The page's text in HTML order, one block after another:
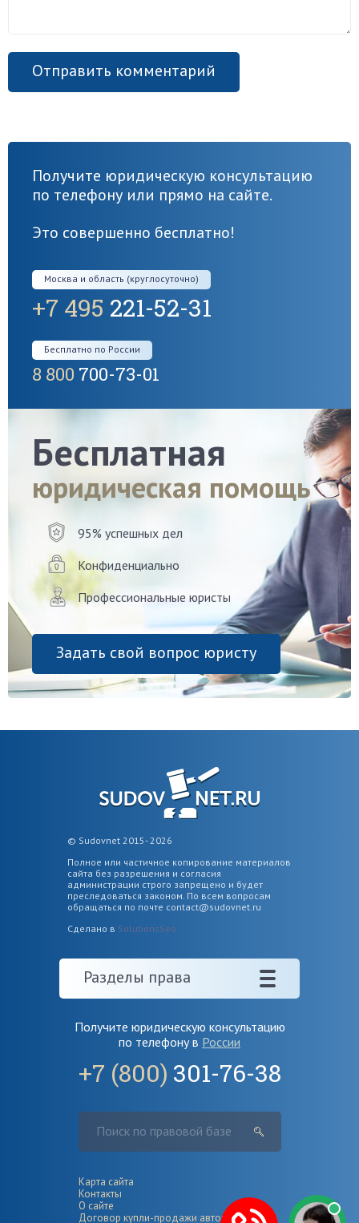
Получите юридическую консультацию
по телефону или прямо на сайте.
Это совершенно бесплатно!
Москва и область (круглосуточно)
+7 495 221-52-31
Бесплатно по России
8 800 700-73-01
Бесплатная
юридическая помощь
95% успешных дел
Конфиденциально
Профессиональные юристы
Задать свой вопрос юристу
© Sudovnet 2015- 2026
Полное или частичное копирование материалов
сайта без разрешения и согласия
администрации строго запрещено и будет
преследоваться законом. По всем вопросам
обращаться по почте contact@sudovnet.ru
Сделано в SolutionsSeo
Разделы права
Получите юридическую консультацию
по телефону в России
+7 (800) 301-76-38
Карта сайта
Контакты
О сайте
Договор купли-продажи автомобиля